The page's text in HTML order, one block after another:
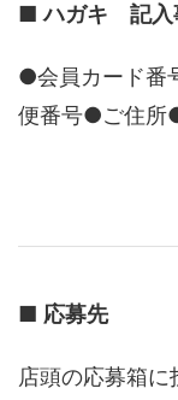
■ハガキ 記入
●会員カード番
便番号●ご住
■ 応募先
店頭の応募箱に